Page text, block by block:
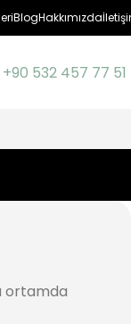
BlogHakkımızda
+90 532 457 77 51
ortamda